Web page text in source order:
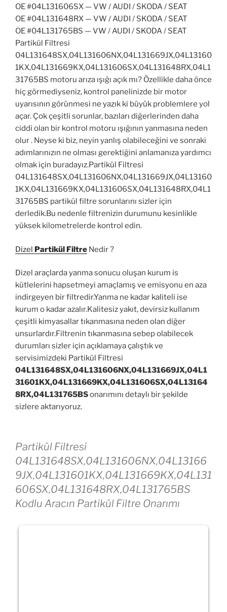
OE#04L131606SX — VW / AUDI / SKODA / SEAT
OE#04L131648RX — VW / AUDI / SKODA / SEAT
OE#04L131765BS — VW / AUDI / SKODA / SEAT
Partikül Filtresi
04L131648SX,04L131606NX,04L131669JX,04L13160
1KX,04L131669KX,04L131606SX,04L131648RX,04L1
31765BS motoru arıza ışığı açık mı? Özellikle daha önce
hiç görmediyseniz, kontrol panelinizde bir motor
uyarısının görünmesi ne yazık ki büyük problemlere yol
açar. Çok çeşitli sorunlar, bazıları diğerlerinden daha
ciddi olan bir kontrol motoru ışığının yanmasına neden
olur . Neyse ki biz, neyin yanlış olabileceğini ve sonraki
adımlarınızın ne olması gerektiğini anlamanıza yardımcı
olmak için buradayız.Partikül Filtresi
04L131648SX,04L131606NX,04L131669JX,04L13160
1KX,04L131669KX,04L131606SX,04L131648RX,04L1
31765BS partikül filtre sorunlarını sizler için
derledik.Bu nedenle filtrenizin durumunu kesinlikle
yüksek kilometrelerde kontrol edin.
Dizel Partikül Filtre Nedir ?
Dizel araçlarda yanma sonucu oluşan kurum is
kütlelerini hapsetmeyi amaçlamış ve emisyonu en aza
indirgeyen bir filtredir.Yanma ne kadar kaliteli ise
kurum o kadar azalır.Kalitesiz yakıt, devirsiz kullanım
çeşitli kimyasallar tıkanmasına neden olan diğer
unsurlardır.Filtrenin tıkanmasına sebep olabilecek
durumları sizler için açıklamaya çalıştık ve
servisimizdeki Partikül Filtresi
04L131648SX,04L131606NX,04L131669JX,04L1
31601KX,04L131669KX,04L131606SX,04L13164
8RX,04L131765BSonarımını detaylı bir şekilde
sizlere aktarıyoruz.
Partikül Filtresi
04L131648SX,04L131606NX,04L13166
9JX,04L131601KX,04L131669KX,04L131
606SX,04L131648RX,04L131765BS
Kodlu Aracın Partikül Filtre Onarımı